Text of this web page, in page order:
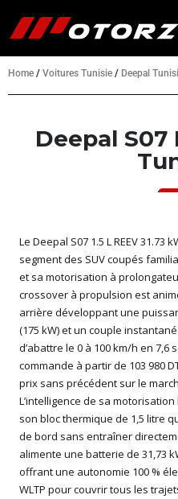
Home / Voitures Tunisie / Deepal
Deepal S07
Le Deepal S07 1.5 L REEV 31.73
segment des SUV coupés
et sa motorisation à
crossover à propulsion est
arrière développant une
(175 kW) et un couple
d’abattre le 0 à 100 km/h en
commande à partir de 103 980
prix sans précédent sur le
L’intelligence de sa
son bloc thermique de 1,5 litre
de bord sans entraîner
alimente une batterie de 31,73
offrant une autonomie 100 %
WLTP pour couvrir tous les